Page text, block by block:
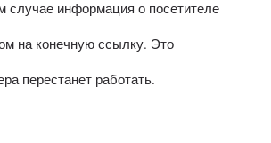
случае информация о посетителе
на конечную ссылку. Это
перестанет работать.